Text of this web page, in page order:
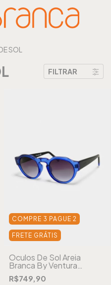
SOL
FILTRAR
COMPRE 3 PAGUE 2
FRETE GRÁTIS
Óculos De Sol Areia
Branca By Ventura
London Azul
R$749,90